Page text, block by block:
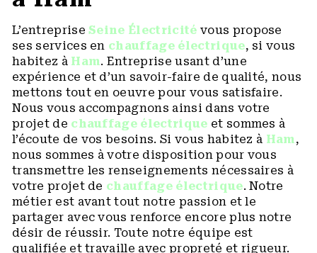
L’entrepriseSeine Électricité vous propose
ses services en chauffage électrique, si vous
habitez à Ham. Entreprise usant d’une
expérience et d’un savoir-faire de qualité, nous
mettons tout en oeuvre pour vous satisfaire.
Nous vous accompagnons ainsi dans votre
projet de chauffage électrique et sommes à
l’écoute de vos besoins. Si vous habitez à Ham,
nous sommes à votre disposition pour vous
transmettre les renseignements nécessaires à
votre projet de chauffage électrique. Notre
métier est avant tout notre passion et le
partager avec vous renforce encore plus notre
désir de réussir. Toute notre équipe est
qualifiée et travaille avec propreté et rigueur.